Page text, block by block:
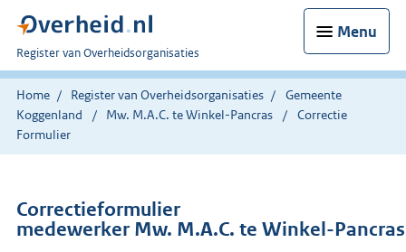
Menu
U
bent
nu
hier:
Register van Overheidsorganisaties
Home Register van Overheidsorganisaties
Gemeente
Koggenland
Mw. M.A.C. te Winkel-Pancras
Correctie
Formulier
Correctieformulier
medewerker Mw. M.A.C. te Winkel-Pancras